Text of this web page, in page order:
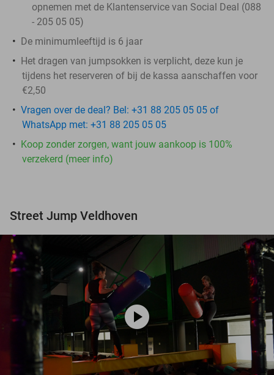
opnemen met de Klantenservice van Social Deal (088
- 205 05 05)
De minimumleeftijd is 6 jaar
Het dragen van jumpsokken is verplicht, deze kun je
tijdens het reserveren of bij de kassa aanschaffen voor
€2,50
Vragen over de deal? Bel: +31 88 205 05 05 of
WhatsApp met: +31 88 205 05 05
Koop zonder zorgen, want jouw aankoop is 100%
verzekerd (meer info)
Street Jump Veldhoven
play_circle